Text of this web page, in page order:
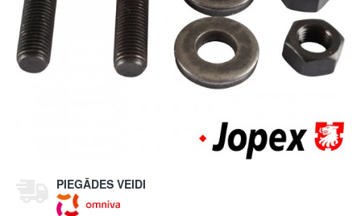
PIEGĀDES VEIDI